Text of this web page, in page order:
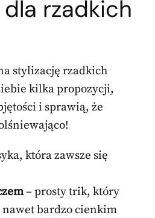
rzadkich
stylizację rzadkich
kilka propozycji,
i sprawią, że
która zawsze się
– prosty trik, który
nawet bardzo cienkim